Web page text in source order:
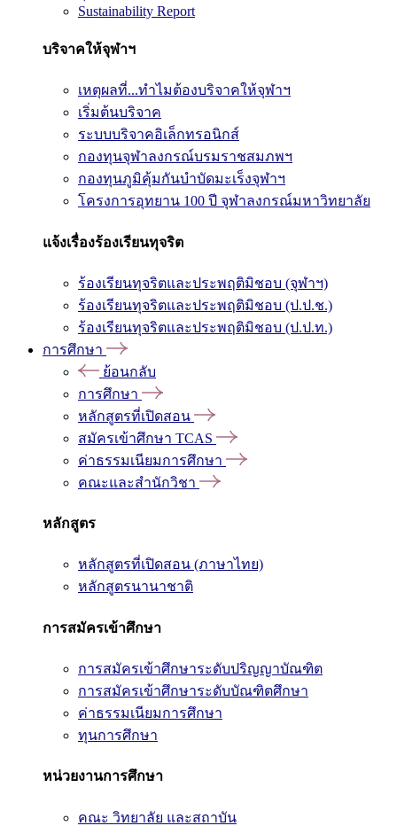
Sustainability Report
บริจาคให้จุฬาฯ
เหตุผลที่...ทำไมต้องบริจาคให้จุฬาฯ
เริ่มต้นบริจาค
ระบบบริจาคอิเล็กทรอนิกส์
กองทุนจุฬาลงกรณ์บรมราชสมภพฯ
กองทุนภูมิคุ้มกันบำบัดมะเร็งจุฬาฯ
โครงการอุทยาน 100 ปี จุฬาลงกรณ์มหาวิทยาลัย
แจ้งเรื่องร้องเรียนทุจริต
ร้องเรียนทุจริตและประพฤติมิชอบ (จุฬาฯ)
ร้องเรียนทุจริตและประพฤติมิชอบ (ป.ป.ช.)
ร้องเรียนทุจริตและประพฤติมิชอบ (ป.ป.ท.)
การศึกษา
ย้อนกลับ
การศึกษา
หลักสูตรที่เปิดสอน
สมัครเข้าศึกษา TCAS
ค่าธรรมเนียมการศึกษา
คณะและสำนักวิชา
หลักสูตร
หลักสูตรที่เปิดสอน (ภาษาไทย)
หลักสูตรนานาชาติ
การสมัครเข้าศึกษา
การสมัครเข้าศึกษาระดับปริญญาบัณฑิต
การสมัครเข้าศึกษาระดับบัณฑิตศึกษา
ค่าธรรมเนียมการศึกษา
ทุนการศึกษา
หน่วยงานการศึกษา
คณะ วิทยาลัย และสถาบัน